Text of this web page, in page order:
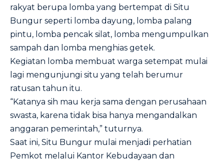
rakyat berupa lomba yang bertempat di Situ
Bungur seperti lomba dayung, lomba palang
pintu, lomba pencak silat, lomba mengumpulkan
sampah dan lomba menghias getek.
Kegiatan lomba membuat warga setempat mulai
lagi mengunjungi situ yang telah berumur
ratusan tahun itu.
“Katanya sih mau kerja sama dengan perusahaan
swasta, karena tidak bisa hanya mengandalkan
anggaran pemerintah,” tuturnya.
Saat ini, Situ Bungur mulai menjadi perhatian
Pemkot melalui Kantor Kebudayaan dan